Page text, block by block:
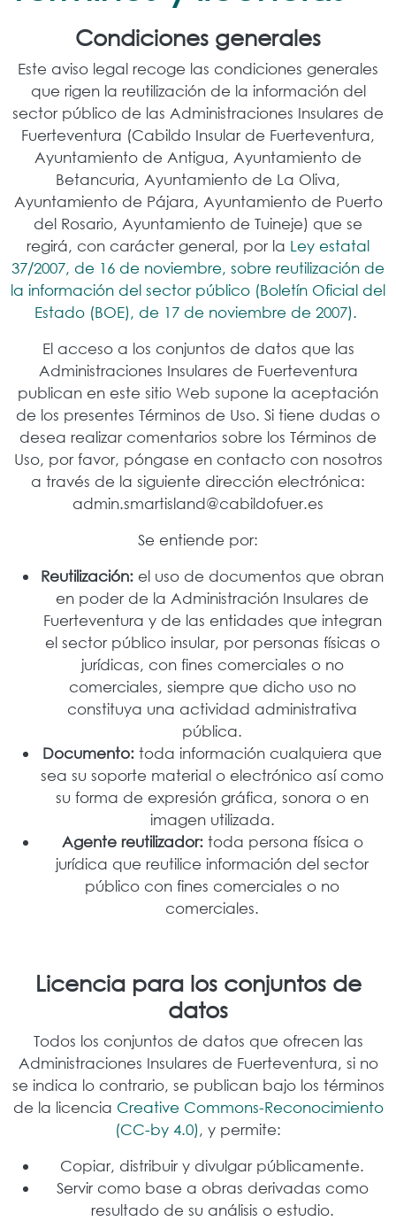
Condiciones generales
Este aviso legal recoge las condiciones generales
que rigen la reutilización de la información del
sector público de las Administraciones Insulares de
Fuerteventura (Cabildo Insular de Fuerteventura,
Ayuntamiento de Antigua, Ayuntamiento de
Betancuria, Ayuntamiento de La Oliva,
Ayuntamiento de Pájara, Ayuntamiento de Puerto
del Rosario, Ayuntamiento de Tuineje) que se
regirá, con carácter general, por la Ley estatal
37/2007, de 16 de noviembre, sobre reutilización de
la información del sector público (Boletín Oficial del
Estado (BOE), de 17 de noviembre de 2007).
El acceso a los conjuntos de datos que las
Administraciones Insulares de Fuerteventura
publican en este sitio Web supone la aceptación
de los presentes Términos de Uso. Si tiene dudas o
desea realizar comentarios sobre los Términos de
Uso, por favor, póngase en contacto con nosotros
a través de la siguiente dirección electrónica:
admin.smartisland@cabildofuer.es
Se entiende por:
Reutilización: el uso de documentos que obran
en poder de la Administración Insulares de
Fuerteventura y de las entidades que integran
el sector público insular, por personas físicas o
jurídicas, con fines comerciales o no
comerciales, siempre que dicho uso no
constituya una actividad administrativa
pública.
Documento: toda información cualquiera que
sea su soporte material o electrónico así como
su forma de expresión gráfica, sonora o en
imagen utilizada.
Agente reutilizador:toda persona física o
jurídica que reutilice información del sector
público con fines comerciales o no
comerciales.
Licencia para los conjuntos de
datos
Todos los conjuntos de datos que ofrecen las
Administraciones Insulares de Fuerteventura, si no
se indica lo contrario, se publican bajo los términos
de la licencia Creative Commons-Reconocimiento
(CC-by 4.0), y permite:
Copiar, distribuir y divulgar públicamente.
Servir como base a obras derivadas como
resultado de su análisis o estudio.